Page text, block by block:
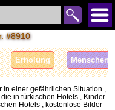
#8910
Erholung Menschen
einer gefährlichen Situation ,
in türkischen Hotels , Kinder
Hotels , kostenlose Bilder